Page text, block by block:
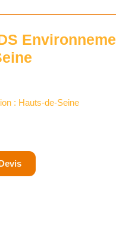
: Hauts-de-Seine